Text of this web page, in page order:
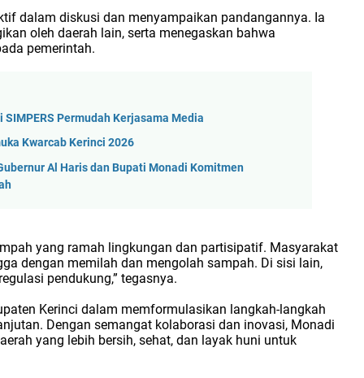
dalam diskusi dan menyampaikan pandangannya. Ia
oleh daerah lain, serta menegaskan bahwa
pemerintah.
Permudah Kerjasama Media
Kwarcab Kerinci 2026
Al Haris dan Bupati Monadi Komitmen
yang ramah lingkungan dan partisipatif. Masyarakat
dengan memilah dan mengolah sampah. Di sisi lain,
pendukung,” tegasnya.
Kerinci dalam memformulasikan langkah-langkah
Dengan semangat kolaborasi dan inovasi, Monadi
yang lebih bersih, sehat, dan layak huni untuk